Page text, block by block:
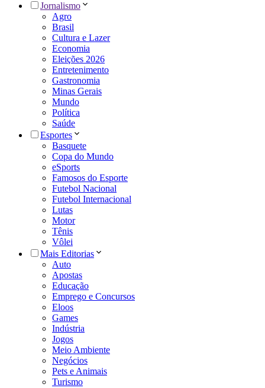
Jornalismo
Agro
Brasil
Cultura e Lazer
Economia
Eleições 2026
Entretenimento
Gastronomia
Minas Gerais
Mundo
Política
Saúde
Esportes
Basquete
Copa do Mundo
eSports
Famosos do Esporte
Futebol Nacional
Futebol Internacional
Lutas
Motor
Tênis
Vôlei
Mais Editorias
Auto
Apostas
Educação
Emprego e Concursos
Eloos
Games
Indústria
Jogos
Meio Ambiente
Negócios
Pets e Animais
Turismo